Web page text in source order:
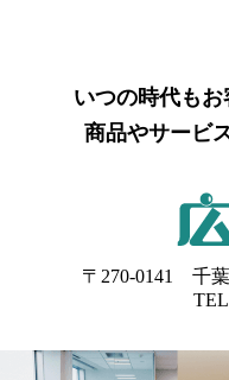
いつの時代もお
商品やサービ
〒270-0141 千
TEL